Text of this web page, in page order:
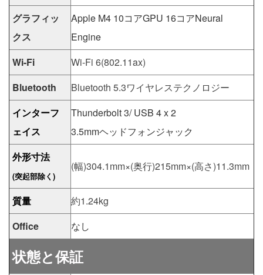
グラフィッ
クス
Apple M4 10コアGPU 16コアNeural
Engine
Wi-Fi
Wi-Fi 6(802.11ax)
Bluetooth
Bluetooth 5.3ワイヤレステクノロジー
インターフ
ェイス
Thunderbolt 3/ USB 4 x 2
3.5mmヘッドフォンジャック
外形寸法
(突起部除く)
(幅)304.1mm×(奥行)215mm×(高さ)11.3mm
質量
約1.24kg
Office
なし
状態と保証